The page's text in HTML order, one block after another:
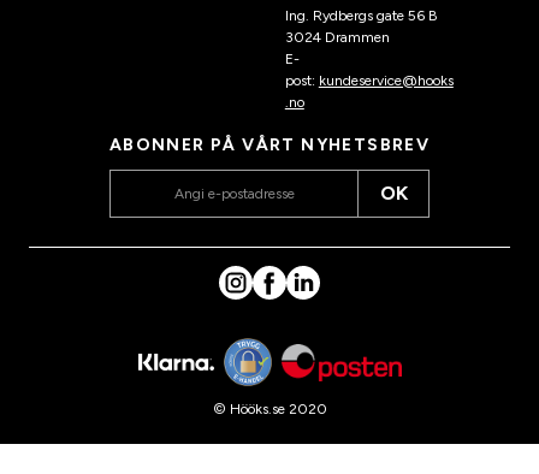
Ing. Rydbergs gate 56 B
3024 Drammen
E-
post: kundeservice@hooks
.no
ABONNER PÅ VÅRT NYHETSBREV
OK
© Hööks.se 2020